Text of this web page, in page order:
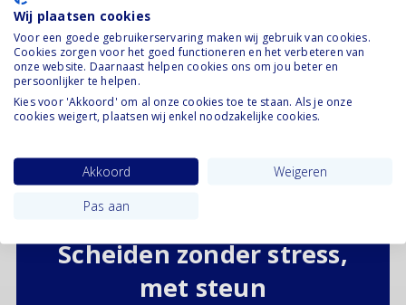
Wil je hier meer over weten? Bekijk dan onze
artikelen over definanciële gevolgenvan een
scheiding.
Wil je weten of jouw situatie geschikt is voor
begeleiding via Uitelkaar.nl? Neem gerust contact
mogelijk is in jouw situatie.
Scheiden zonder stress,
met steun
Wij plaatsen cookies
Voor een goede gebruikerservaring maken wij gebruik van cookies.
Cookies zorgen voor het goed functioneren en het verbeteren van
onze website. Daarnaast helpen cookies ons om jou beter en
persoonlijker te helpen.
Kies voor 'Akkoord' om al onze cookies toe te staan. Als je onze
cookies weigert, plaatsen wij enkel noodzakelijke cookies.
Akkoord
Weigeren
Pas aan